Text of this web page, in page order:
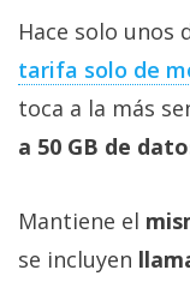
Hace solo unos
tarifa solo de
toca a la más
a 50 GB de
Mantiene el
se incluyen